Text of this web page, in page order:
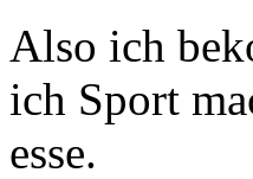
Also ich
ich Sport
esse.